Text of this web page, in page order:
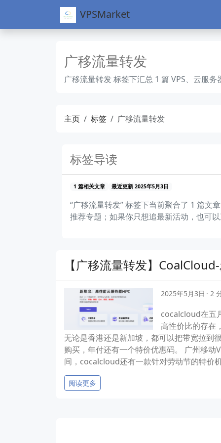
VPSMarket
广移流量转发
广移流量转发 标签下汇总 1 篇 VPS、云服
主页 标签 广移流量转发
标签导读
1 篇相关文章 最近更新 2025年5月3日
“广移流量转发” 标签下当前聚合了 1 篇文
推荐专题；如果你只想追最新活动，也可
【广移流量转发】
2025年5月3日 2
cocalcloud在五
高性价比的存在
无论是香港还是新加坡，都可以把带宽拉到
购买，年付还有一个特价优惠码。 广州移动
间，cocalcloud还有一款针对劳动节的特价
阅读更多